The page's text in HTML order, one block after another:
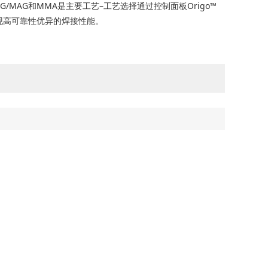
MAG和MMA是主要工艺–工艺选择通过控制面板Origo™
可靠性优异的焊接性能。